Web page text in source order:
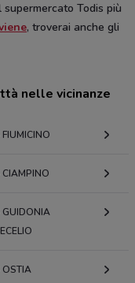
supermercato Todis più
, troverai anche gli
nelle vicinanze
CIAMPINO
GUIDONIA
OSTIA